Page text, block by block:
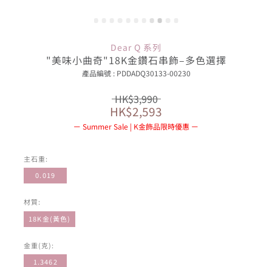
Dear Q 系列
"美味小曲奇"18K金鑽石串飾–多色選擇
產品編號 : PDDADQ30133-00230
HK$3,990
HK$2,593
Summer Sale | K金飾品限時優惠
主石重:
0.019
材質:
18K金(黃色)
金重(克):
1.3462